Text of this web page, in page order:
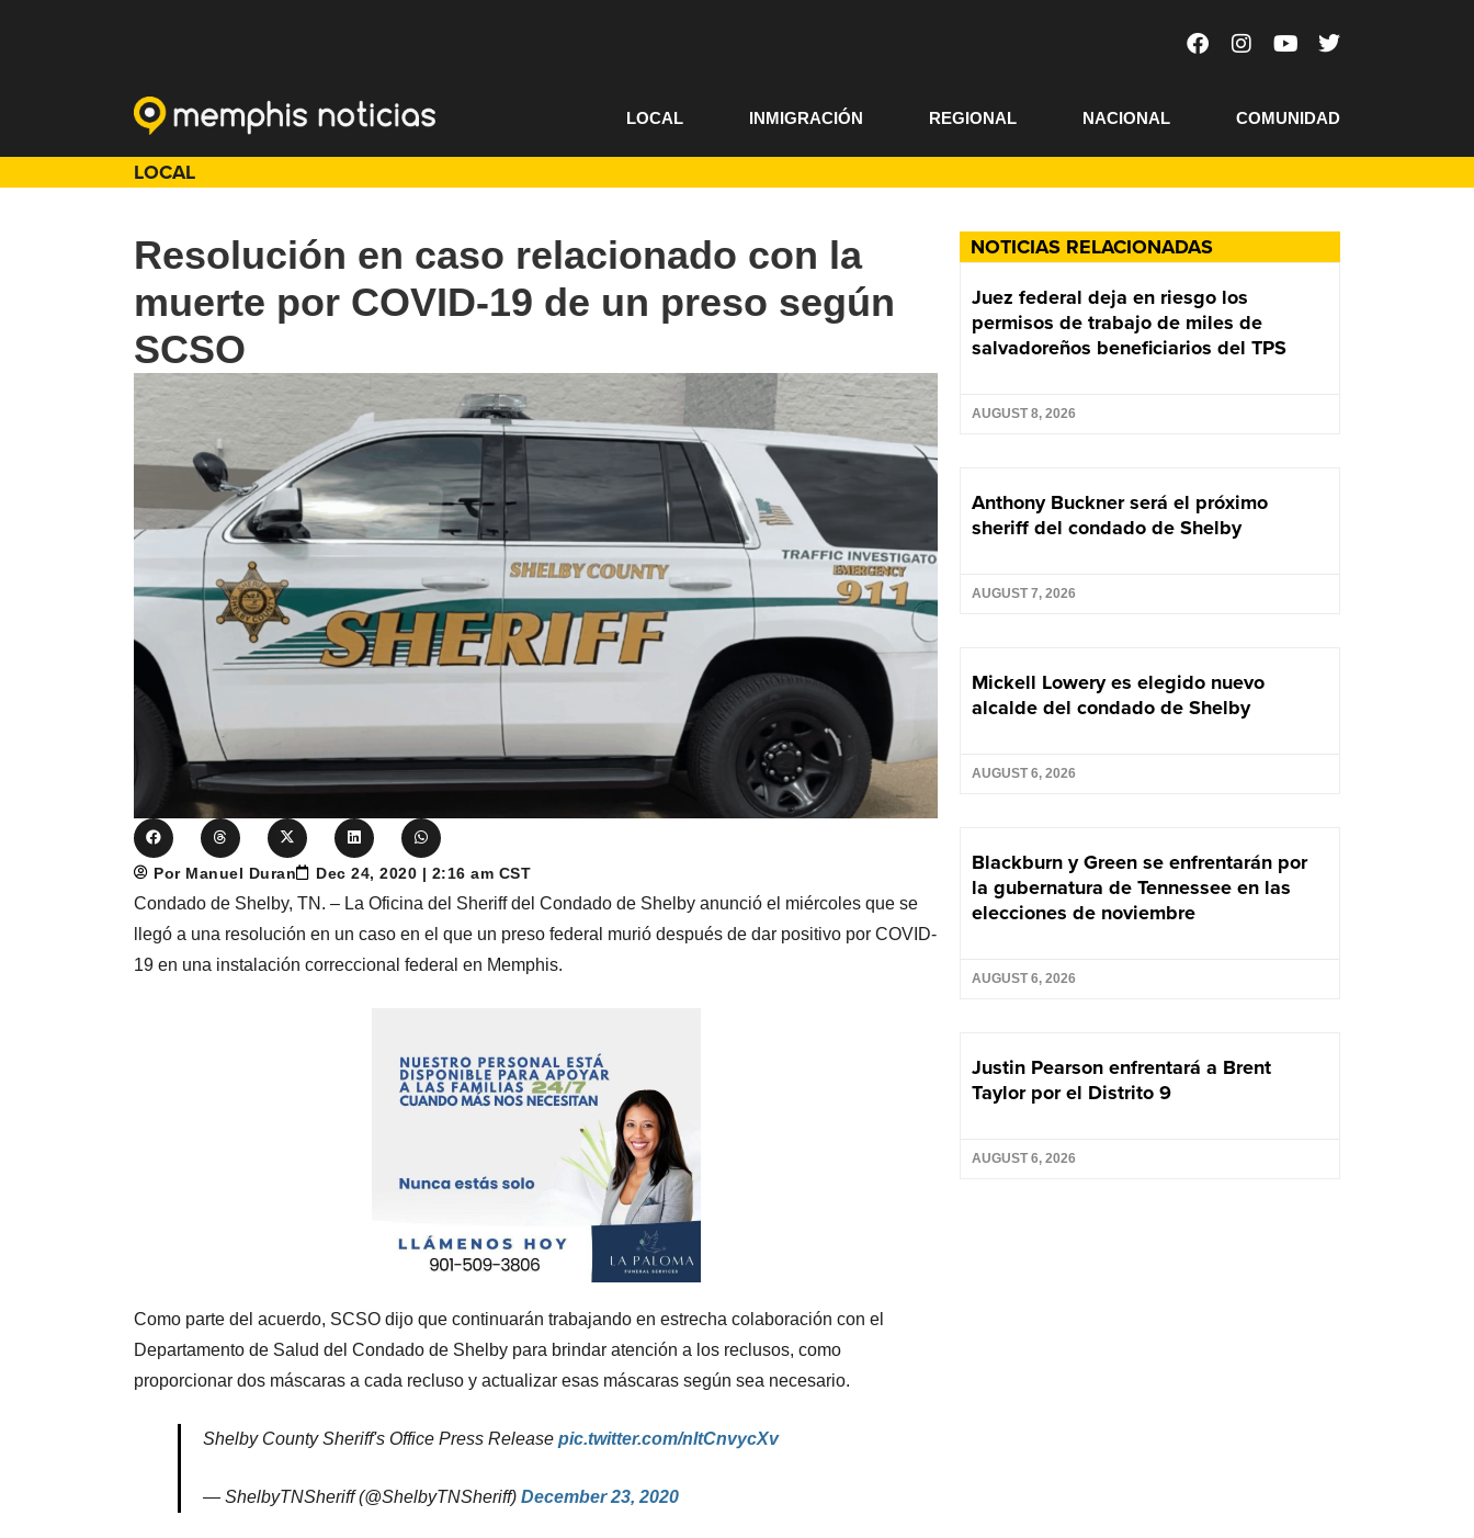
LOCAL INMIGRACIÓN REGIONAL NACIONAL COMUNIDAD
LOCAL
NOTICIAS RELACIONADAS
Juez federal deja en riesgo los
permisos de trabajo de miles de
salvadoreños beneficiarios del TPS
AUGUST 8, 2026
Anthony Buckner será el próximo
sheriff del condado de Shelby
AUGUST 7, 2026
Mickell Lowery es elegido nuevo
alcalde del condado de Shelby
AUGUST 6, 2026
Blackburn y Green se enfrentarán por
la gubernatura de Tennessee en las
elecciones de noviembre
AUGUST 6, 2026
Justin Pearson enfrentará a Brent
Taylor por el Distrito 9
AUGUST 6, 2026
Resolución en caso relacionado con la
muerte por COVID-19 de un preso según
SCSO
Por Manuel Duran Dec 24, 2020 | 2:16 am CST
Condado de Shelby, TN. – La Oficina del Sheriff del Condado de Shelby anunció el miércoles que se
llegó a una resolución en un caso en el que un preso federal murió después de dar positivo por COVID-
19 en una instalación correccional federal en Memphis.
Como parte del acuerdo, SCSO dijo que continuarán trabajando en estrecha colaboración con el
Departamento de Salud del Condado de Shelby para brindar atención a los reclusos, como
proporcionar dos máscaras a cada recluso y actualizar esas máscaras según sea necesario.
Shelby County Sheriff's Office Press Releasepic.twitter.com/nltCnvycXv
— ShelbyTNSheriff (@ShelbyTNSheriff)December 23, 2020